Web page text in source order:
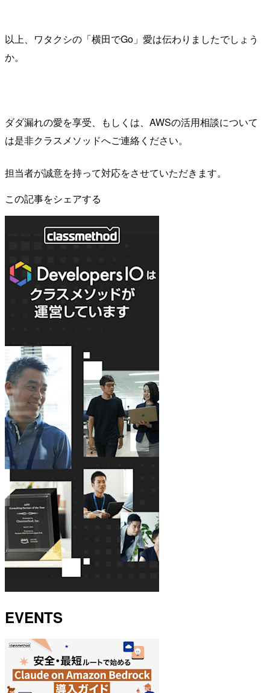
以上、ワタクシの「横田でGo」愛は伝わりましたでしょう
か。
ダダ漏れの愛を享受、もしくは、AWSの活用相談について
は是非クラスメソッドへご連絡ください。
担当者が誠意を持って対応をさせていただきます。
この記事をシェアする
EVENTS